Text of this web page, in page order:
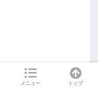
メニュー トップ